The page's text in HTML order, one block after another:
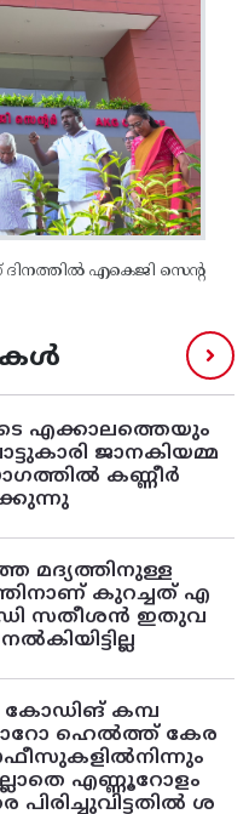
എകെജി സെന്റ
എക്കാലത്തെയും
ജാനകിയമ്മ
കണ്ണീർ
മദ്യത്തിനുള്ള
കുറച്ചത് എ
ഡി സതീശൻ ഇതുവ
കോഡിങ് കമ്പ
ഹെൽത്ത് കേര
എണ്ണൂറോളം
പിരിച്ചുവിട്ടതിൽ‌ ശ